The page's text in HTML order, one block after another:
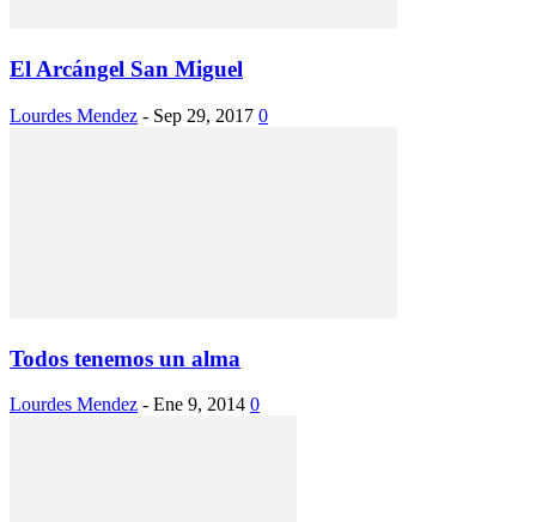
El Arcángel San Miguel
Lourdes Mendez - Sep 29, 2017 0
Todos tenemos un alma
Lourdes Mendez - Ene 9, 2014 0